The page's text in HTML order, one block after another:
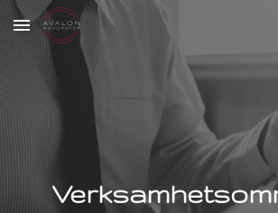
Skip to main content